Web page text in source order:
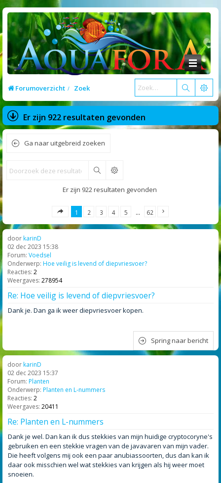
Forumoverzicht Zoek
Er zijn 922 resultaten gevonden
Ga naar uitgebreid zoeken
Zoek
Er zijn 922 resultaten gevonden
1 2 3 4 5 … 62
doorkarinD
02 dec 2023 15:38
Forum: Voedsel
Onderwerp: Hoe veilig is levend of diepvriesvoer?
Reacties: 2
Weergaves: 278954
Re: Hoe veilig is levend of diepvriesvoer?
Dank je. Dan ga ik weer diepvriesvoer kopen.
Spring naar bericht
doorkarinD
02 dec 2023 15:37
Forum: Planten
Onderwerp: Planten en L-nummers
Reacties: 2
Weergaves: 20411
Re: Planten en L-nummers
Dank je wel. Dan kan ik dus stekkies van mijn huidige cryptocoryne's
gebruiken en een stekkie vragen van de javavaren van mijn vader.
Die heeft volgens mij ook een paar anubiassoorten, dus dan kan ik
daar ook misschien wel wat stekkies van krijgen als hij weer moet
snoeien.